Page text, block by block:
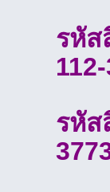
รหัส
รหัส